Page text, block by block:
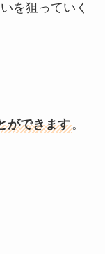
を狙っていく
ができます。